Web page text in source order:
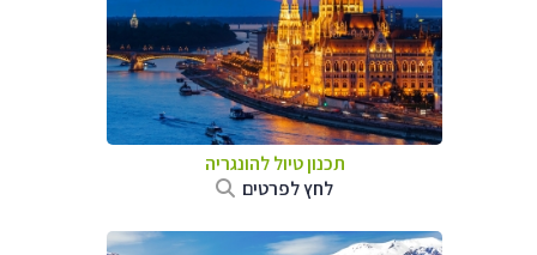
תכנון טיול להונגריה
לחץ לפרטים